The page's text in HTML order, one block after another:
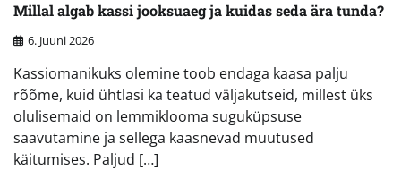
Millal algab kassi jooksuaeg ja kuidas seda ära tunda?
6. Juuni 2026
Kassiomanikuks olemine toob endaga kaasa palju
rõõme, kuid ühtlasi ka teatud väljakutseid, millest üks
olulisemaid on lemmiklooma suguküpsuse
saavutamine ja sellega kaasnevad muutused
käitumises. Paljud […]